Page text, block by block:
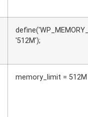
'512M');
memory_limit = 512M